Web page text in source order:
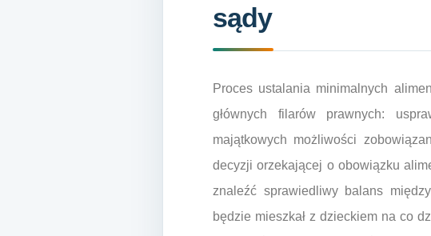
sądy
Proces ustalania minimalnych
głównych filarów prawnych:
majątkowych możliwości
decyzji orzekającej o obowiązku
znaleźć sprawiedliwy balans
będzie mieszkał z dzieckiem na co